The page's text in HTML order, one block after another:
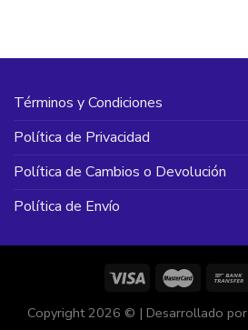
Términos y Condiciones
Política de Privacidad
Política de Cambios o Devolución
Política de Envío
Copyright 2026 © | Desarrollado por